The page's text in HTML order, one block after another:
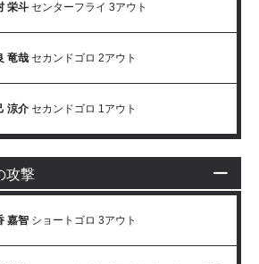
栄斗 センターフライ 3アウト
竜哉 セカンドゴロ 2アウト
涼介 セカンドゴロ 1アウト
攻撃
嘉智 ショートゴロ 3アウト